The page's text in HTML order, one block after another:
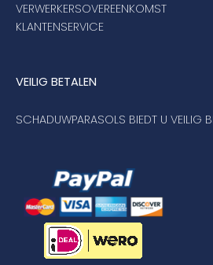
VERWERKERSOVEREENKOMST
KLANTENSERVICE
VEILIG BETALEN
SCHADUWPARASOLS BIEDT U VEILIG